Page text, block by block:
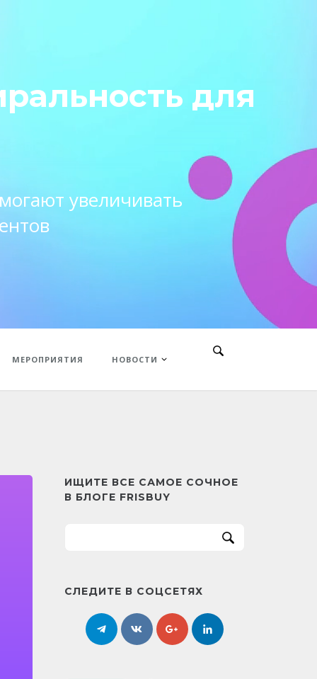
для
увеличивать
МЕРОПРИЯТИЯ НОВОСТИ
ИЩИТЕ ВСЕ САМОЕ СОЧНОЕ
В БЛОГЕ FRISBUY
СЛЕДИТЕ В СОЦСЕТЯХ